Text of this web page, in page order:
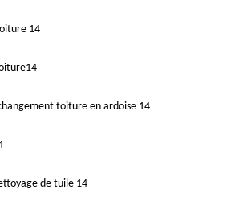
14
toiture en ardoise 14
de tuile 14